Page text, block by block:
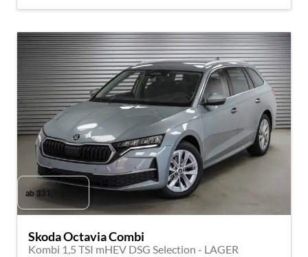
ab 331,– € mtl.
Skoda Octavia Combi
Kombi 1,5 TSI mHEV DSG Selection - LAGER